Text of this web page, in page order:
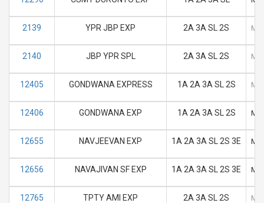
2139 YPR JBP EXP 2A 3A SL 2S M
2140 JBP YPR SPL 2A 3A SL 2S M
12405 GONDWANA EXPRESS 1A 2A 3A SL 2S M
12406 GONDWANA EXP 1A 2A 3A SL 2S M
12655 NAVJEEVAN EXP 1A 2A 3A SL 2S 3E M
12656 NAVAJIVAN SF EXP 1A 2A 3A SL 2S 3E M
12765 TPTY AMI EXP 2A 3A SL 2S M